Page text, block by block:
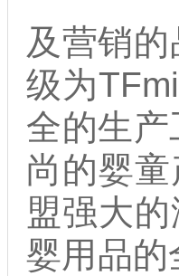
及营销
级为
全的生
尚的婴
盟强大
婴用品的